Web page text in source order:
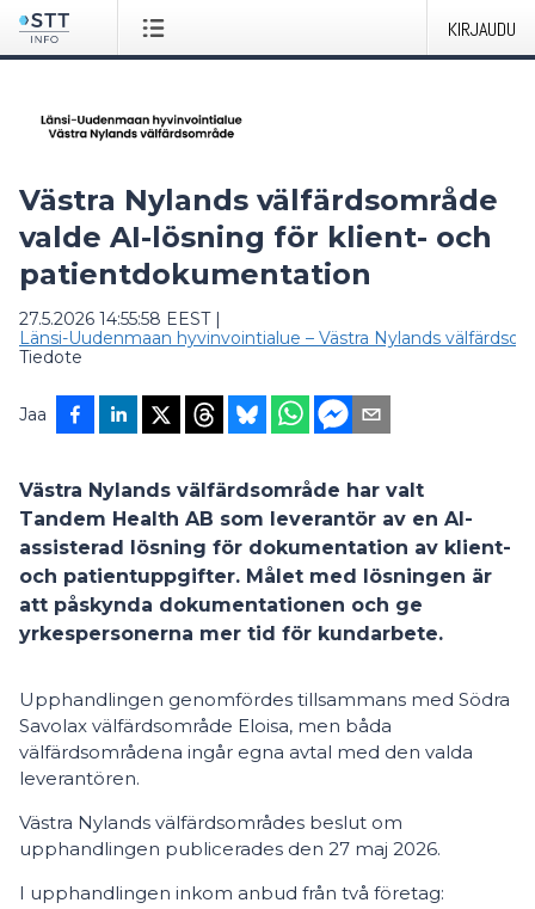
KIRJAUDU
Västra Nylands välfärdsområde
valde AI-lösning för klient- och
patientdokumentation
27.5.2026 14:55:58 EEST|
Länsi-Uudenmaan hyvinvointialue – Västra Nylands
Tiedote
Jaa
Västra Nylands välfärdsområde har valt
Tandem Health AB som leverantör av en AI-
assisterad lösning för dokumentation av klient-
och patientuppgifter. Målet med lösningen är
att påskynda dokumentationen och ge
yrkespersonerna mer tid för kundarbete.
Upphandlingen genomfördes tillsammans med Södra
Savolax välfärdsområde Eloisa, men båda
välfärdsområdena ingår egna avtal med den valda
leverantören.
Västra Nylands välfärdsområdes beslut om
upphandlingen publicerades den 27 maj 2026.
I upphandlingen inkom anbud från två företag: